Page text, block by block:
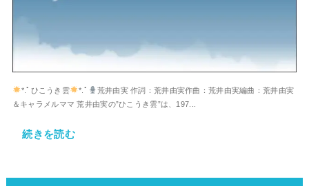
*.ﾟひこうき雲 *.ﾟ
荒井由実 作詞：荒井由実作曲：荒井由実編曲：荒井由実
＆キャラメルママ 荒井由実の”ひこうき雲”は、197...
続きを読む